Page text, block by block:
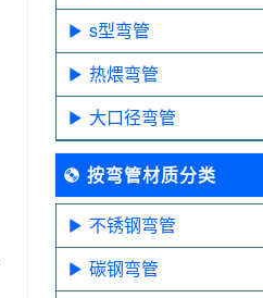
s型弯管
热煨弯管
大口径弯管
按弯管材质分类
不锈钢弯管
碳钢弯管